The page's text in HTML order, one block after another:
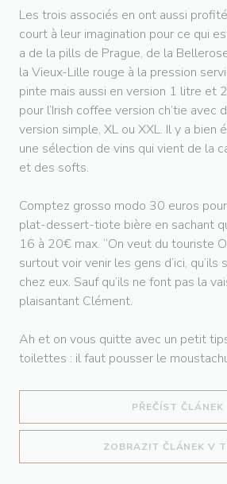
Les trois associés en ont aussi
court à leur imagination pour ce qui
a de la pills de Prague, de la
la Vieux-Lille rouge à la pression
pinte mais aussi en version 1 litre et
pour l’Irish coffee version ch’tie avec
version simple, XL ou XXL. Il y a bien
une sélection de vins qui vient de la
et des softs.
Comptez grosso modo 30 euros
plat-dessert-tiote bière en sachant
16 à 20€ max. “On veut du touriste
surtout voir venir les gens d’ici,
chez eux. Sauf qu’ils ne font pas la
plaisantant Clément.
Ah et on vous quitte avec un petit
toilettes : il faut pousser le
PŘEČÍST ČLÁNEK
ZOBRAZIT ČLÁNEK V